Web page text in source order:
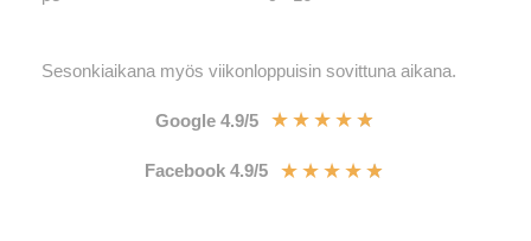
Sesonkiaikana myös viikonloppuisin sovittuna aikana.
Google 4.9/5 ★ ★ ★ ★ ★
Facebook 4.9/5 ★ ★ ★ ★ ★